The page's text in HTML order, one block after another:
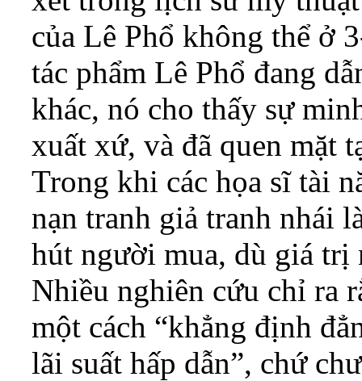
của Lê Phổ không thể ở
tác phẩm Lê Phổ đang
khác, nó cho thấy sự
xuất xứ, và đã quen mặt
Trong khi các họa sĩ tài
nạn tranh giả tranh nhái
hút người mua, dù giá trị
Nhiều nghiên cứu chỉ ra
một cách “khẳng định
lãi suất hấp dẫn”, chứ